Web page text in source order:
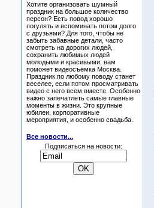
Хотите организовать шумный
праздник на большое количество
персон? Есть повод хорошо
погулять и вспоминать потом долго
с друзьями? Для того, чтобы не
забыть забавные детали, часто
смотреть на дорогих людей,
сохранить любимых людей
молодыми и красивыми, вам
поможет видеосъёмка Москва.
Праздник по любому поводу станет
веселее, если потом просматривать
видео с него всем вместе. Особенно
важно запечатлеть самые главные
моменты в жизни. Это крупные
юбилеи, корпоративные
мероприятия, и особенно свадьба.
Все новости...
Подписаться на новости: